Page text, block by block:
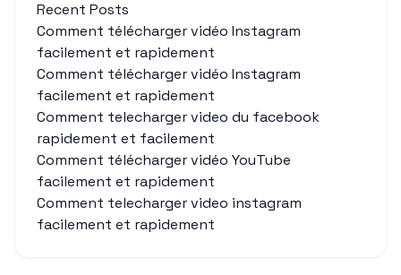
Recent Posts
Comment télécharger vidéo Instagram
facilement et rapidement
Comment télécharger vidéo Instagram
facilement et rapidement
Comment telecharger video du facebook
rapidement et facilement
Comment télécharger vidéo YouTube
facilement et rapidement
Comment telecharger video instagram
facilement et rapidement